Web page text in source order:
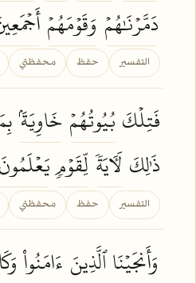
دَمَّرۡنَٰهُمۡ وَقَوۡمَهُمۡ
التفسير حفظ محفظتي
فَتِلۡكَ بُيُوتُهُمۡ خَاوِيَةَۢ
ذَٰلِكَلَأٓيَةٗلِّقَوۡمٖيَعۡلَمُونَ
التفسير حفظ محفظتي
وَأَنجَيۡنَاٱلَّذِينَ ءَامَنُواْ